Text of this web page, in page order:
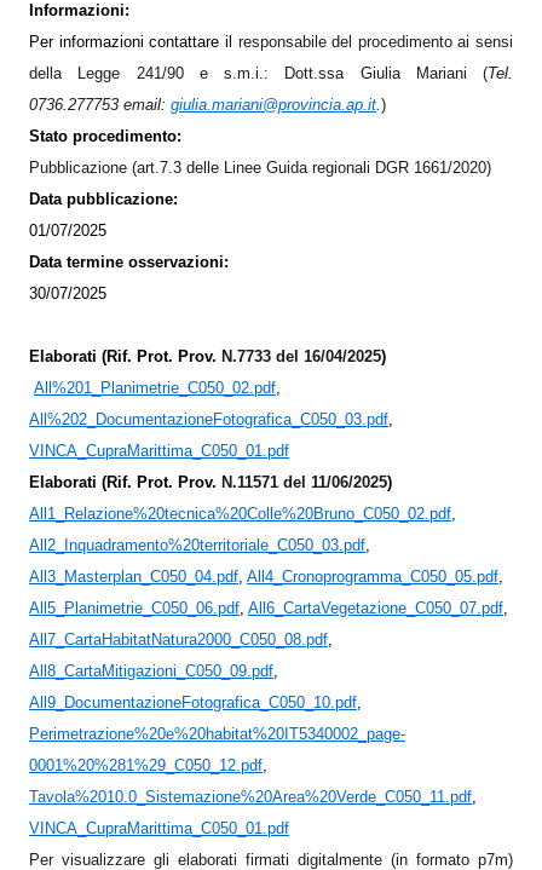
Informazioni:
Per informazioni contattare il responsabile del procedimento ai sensi
della Legge 241/90 e s.m.i.: Dott.ssa Giulia Mariani (Tel.
0736.277753 email: giulia.mariani@provincia.ap.it.)
Stato procedimento:
Pubblicazione (art.7.3 delle Linee Guida regionali DGR 1661/2020)
Data pubblicazione:
01/07/2025
Data termine osservazioni:
30/07/2025
Elaborati (Rif. Prot. Prov. N.7733 del 16/04/2025)
All%201_Planimetrie_C050_02.pdf,
All%202_DocumentazioneFotografica_C050_03.pdf,
VINCA_CupraMarittima_C050_01.pdf
Elaborati (Rif. Prot. Prov. N.11571 del 11/06/2025)
All1_Relazione%20tecnica%20Colle%20Bruno_C050_02.pdf,
All2_Inquadramento%20territoriale_C050_03.pdf,
All3_Masterplan_C050_04.pdf, All4_Cronoprogramma_C050_05.pdf,
All5_Planimetrie_C050_06.pdf, All6_CartaVegetazione_C050_07.pdf,
All7_CartaHabitatNatura2000_C050_08.pdf,
All8_CartaMitigazioni_C050_09.pdf,
All9_DocumentazioneFotografica_C050_10.pdf,
Perimetrazione%20e%20habitat%20IT5340002_page-
0001%20%281%29_C050_12.pdf,
Tavola%2010.0_Sistemazione%20Area%20Verde_C050_11.pdf,
VINCA_CupraMarittima_C050_01.pdf
Per visualizzare gli elaborati firmati digitalmente (in formato p7m)